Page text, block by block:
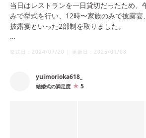
当日はレストランを一日貸切だったため、
みで挙式を行い、12時〜家族のみで披露
披露宴といった2部制を取りました。
神戸を象徴としたモザイクやポートタワー
色を楽しむことができました。
挙式日： 2024/07/20 | 更新日： 2025/01/08
yuimorioka618_
結婚式の満足度 5